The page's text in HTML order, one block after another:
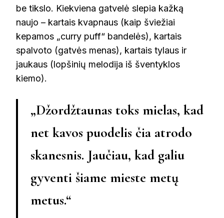
be tikslo. Kiekviena gatvelė slepia kažką
naujo – kartais kvapnaus (kaip šviežiai
kepamos „curry puff“ bandelės), kartais
spalvoto (gatvės menas), kartais tylaus ir
jaukaus (lopšinių melodija iš šventyklos
kiemo).
„Džordžtaunas toks mielas, kad
net kavos puodelis čia atrodo
skanesnis. Jaučiau, kad galiu
gyventi šiame mieste metų
metus.“